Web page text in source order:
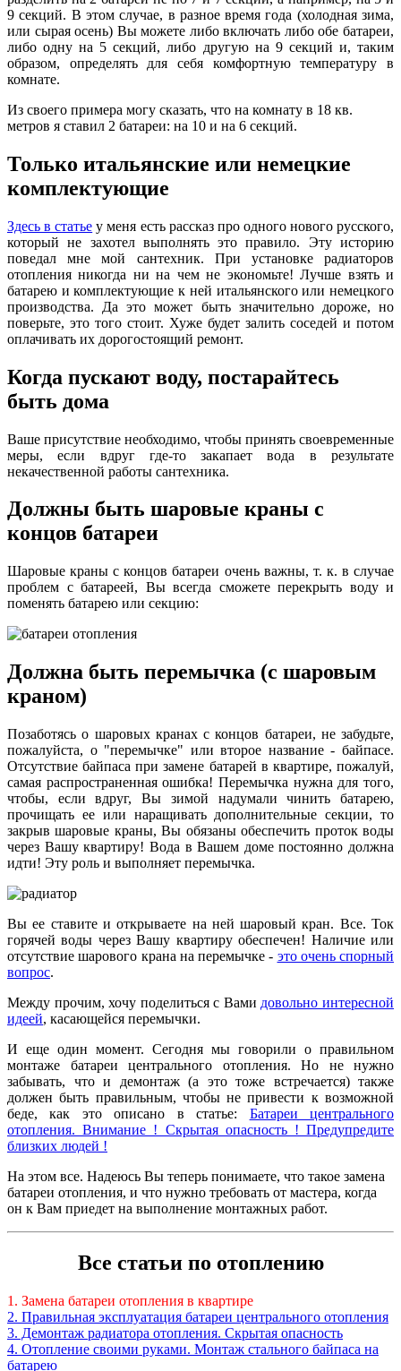
9 секций. В этом случае, в разное время года (холодная зима,
или сырая осень) Вы можете либо включать либо обе батареи,
либо одну на 5 секций, либо другую на 9 секций и, таким
образом, определять для себя комфортную температуру в
комнате.
Из своего примера могу сказать, что на комнату в 18 кв.
метров я ставил 2 батареи: на 10 и на 6 секций.
Только итальянские или немецкие
комплектующие
Здесь в статье у меня есть рассказ про одного нового русского,
который не захотел выполнять это правило. Эту историю
поведал мне мой сантехник. При установке радиаторов
отопления никогда ни на чем не экономьте! Лучше взять и
батарею и комплектующие к ней итальянского или немецкого
производства. Да это может быть значительно дороже, но
поверьте, это того стоит. Хуже будет залить соседей и потом
оплачивать их дорогостоящий ремонт.
Когда пускают воду, постарайтесь
быть дома
Ваше присутствие необходимо, чтобы принять своевременные
меры, если вдруг где-то закапает вода в результате
некачественной работы сантехника.
Должны быть шаровые краны с
концов батареи
Шаровые краны с концов батареи очень важны, т. к. в случае
проблем с батареей, Вы всегда сможете перекрыть воду и
поменять батарею или секцию:
Должна быть перемычка (с шаровым
краном)
Позаботясь о шаровых кранах с концов батареи, не забудьте,
пожалуйста, о "перемычке" или второе название - байпасе.
Отсутствие байпаса при замене батарей в квартире, пожалуй,
самая распространенная ошибка! Перемычка нужна для того,
чтобы, если вдруг, Вы зимой надумали чинить батарею,
прочищать ее или наращивать дополнительные секции, то
закрыв шаровые краны, Вы обязаны обеспечить проток воды
через Вашу квартиру! Вода в Вашем доме постоянно должна
идти! Эту роль и выполняет перемычка.
Вы ее ставите и открываете на ней шаровый кран. Все. Ток
горячей воды через Вашу квартиру обеспечен! Наличие или
отсутствие шарового крана на перемычке - это очень спорный
вопрос.
Между прочим, хочу поделиться с Вами довольно интересной
идеей, касающейся перемычки.
И еще один момент. Сегодня мы говорили о правильном
монтаже батареи центрального отопления. Но не нужно
забывать, что и демонтаж (а это тоже встречается) также
должен быть правильным, чтобы не привести к возможной
беде, как это описано в статье: Батареи центрального
отопления. Внимание ! Скрытая опасность ! Предупредите
близких людей !
На этом все. Надеюсь Вы теперь понимаете, что такое замена
батареи отопления, и что нужно требовать от мастера, когда
он к Вам приедет на выполнение монтажных работ.
Все статьи по отоплению
1. Замена батареи отопления в квартире
2. Правильная эксплуатация батареи центрального отопления
3. Демонтаж радиатора отопления. Скрытая опасность
4. Отопление своими руками. Монтаж стального байпаса на
батарею